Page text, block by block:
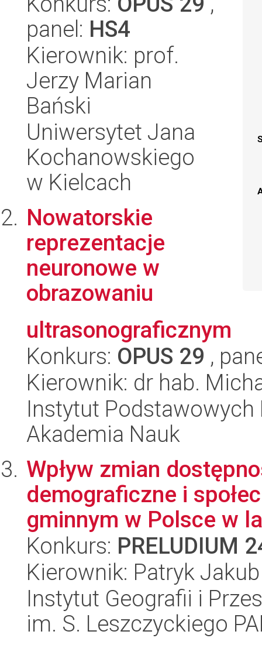
panel: HS4
Kierownik: prof.
Jerzy Marian
Bański
Uniwersytet Jana
Kochanowskiego
w Kielcach
Nowatorskie
reprezentacje
neuronowe w
obrazowaniu
ultrasonograficznym
Konkurs: OPUS 29 ,
Kierownik: dr hab.
Instytut
Akademia Nauk
Wpływ zmian
demograficzne i
gminnym w Polsce w
Konkurs: PRELUDIUM
Kierownik: Patryk
Instytut Geografii i
im. S. Leszczyckiego